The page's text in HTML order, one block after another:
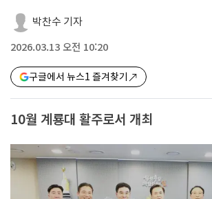
박찬수 기자
2026.03.13 오전 10:20
구글에서 뉴스1 즐겨찾기
10월 계룡대 활주로서 개최